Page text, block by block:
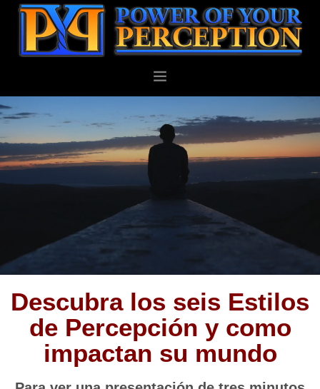
NEGOCIOS
ACERCA DE
BLOG
CONTACTO
Descubra los seis Estilos
de Percepción y como
impactan su mundo